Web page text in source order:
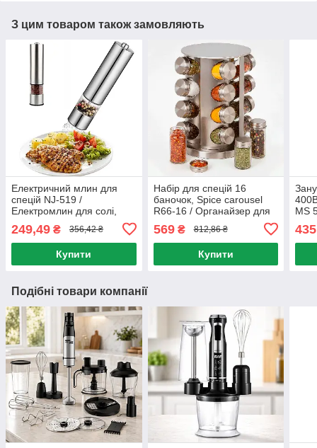
З цим товаром також замовляють
Електричний млин для
спецій NJ-519 /
Електромлин для солі,
Електросільниця
249,49 ₴ 356,42 ₴
Купити
Набір для спецій 16
баночок, Spice carousel
R66-16 / Органайзер для
підставці / Карусель для
спецій
569₴ 812,86 ₴
Купити
MS
435
Подібні товари компанії